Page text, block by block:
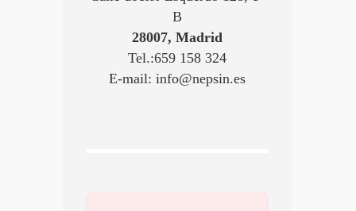
B
28007, Madrid
Tel.:659 158 324
E-mail: info@nepsin.es